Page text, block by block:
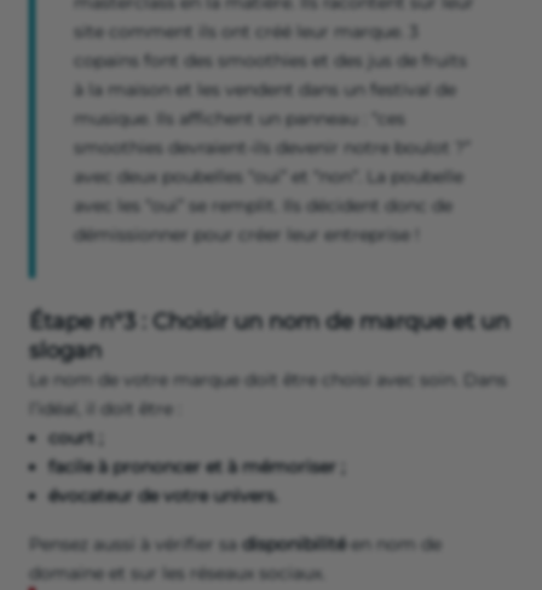
site comment ils ont créé leur marque. 3
copains font des smoothies et des jus de fruits
à la maison et les vendent dans un festival de
musique. Ils affichent un panneau : “ces
smoothies devraient-ils devenir notre boulot ?”
avec deux poubelles “oui” et “non”. La poubelle
avec les “oui” se remplit. Ils décident donc de
démissionner pour créer leur entreprise !
Étape n°3 : Choisir un nom de marque et un
slogan
Le nom de votre marque doit être choisi avec soin. Dans
l’idéal, il doit être :
court ;
facile à prononcer et à mémoriser ;
évocateur de votre univers.
Pensez aussi à vérifier sa disponibilitéen nom de
domaine et sur les réseaux sociaux.